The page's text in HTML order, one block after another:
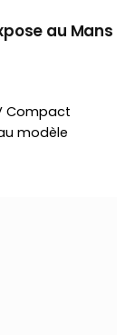
au Mans
Compact
modèle